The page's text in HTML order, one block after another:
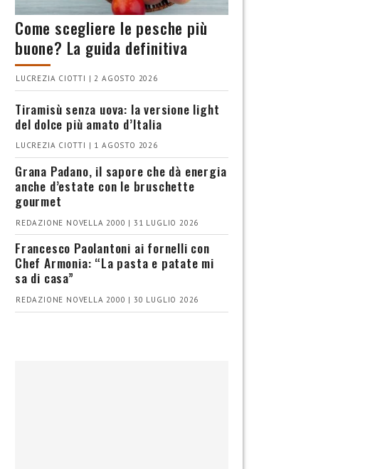
Come scegliere le pesche più
buone? La guida definitiva
LUCREZIA CIOTTI | 2 AGOSTO 2026
Tiramisù senza uova: la versione light
del dolce più amato d’Italia
LUCREZIA CIOTTI | 1 AGOSTO 2026
Grana Padano, il sapore che dà energia
anche d’estate con le bruschette
gourmet
REDAZIONE NOVELLA 2000 | 31 LUGLIO 2026
Francesco Paolantoni ai fornelli con
Chef Armonia: “La pasta e patate mi
sa di casa”
REDAZIONE NOVELLA 2000 | 30 LUGLIO 2026